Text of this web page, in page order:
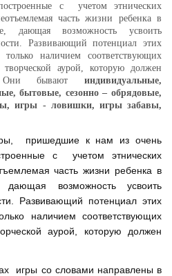
с учетом этнических
часть жизни ребенка в
дающая возможность усвоить
Развивающий потенциал этих
только наличием соответствующих
аурой, которую должен
Они бывают индивидуальные,
бытовые, сезонно – обрядовые,
игры - ловишки, игры забавы,
пришедшие к нам из очень
с учетом этнических
часть жизни ребенка в
дающая возможность усвоить
Развивающий потенциал этих
наличием соответствующих
аурой, которую должен
со словами направлены в